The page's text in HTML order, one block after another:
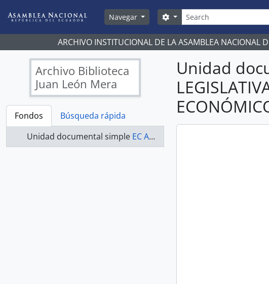
Navegar
Búsqueda
Search options
ARCHIVO INSTITUCIONAL DE LA ASAMBLEA NACIONAL
Archivo Biblioteca
Juan León Mera
Fondos
Búsqueda rápida
Unidad documental simple EC AN ABJLM COMISIONES LEGISLATIVAS 2009-2011 - ACTAS COMISIÓN DE DESARROLLO ECONÓMICO, PRODUCTIVO Y LA MICROEMPRESA
Unidad